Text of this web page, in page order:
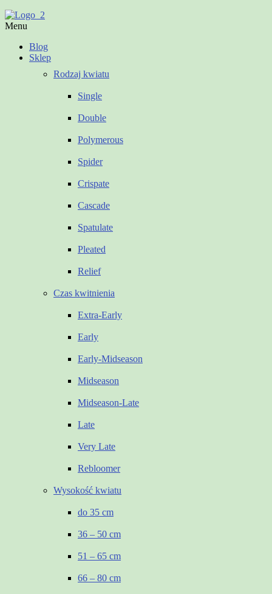
Menu
Blog
Sklep
Rodzaj kwiatu
Single
Double
Polymerous
Spider
Crispate
Cascade
Spatulate
Pleated
Relief
Czas kwitnienia
Extra-Early
Early
Early-Midseason
Midseason
Midseason-Late
Late
Very Late
Rebloomer
Wysokość kwiatu
do 35 cm
36 – 50 cm
51 – 65 cm
66 – 80 cm